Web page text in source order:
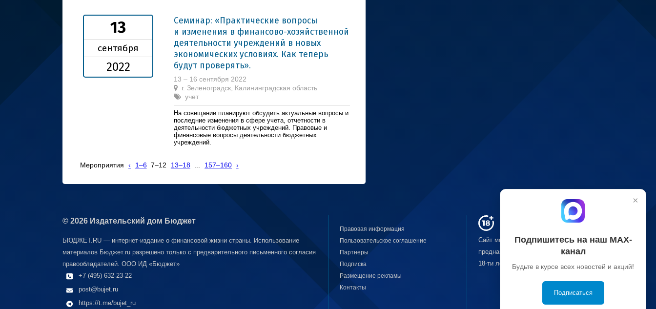
13
сентября
2022
Семинар: «Практические вопросы
и изменения в финансово-хозяйственной
деятельности учреждений в новых
экономических условиях. Как теперь
будут проверять».
13 – 16 сентября 2022
г. Зеленоградск, Калининградская область
учет
На совещании планируют обсудить актуальные вопросы и
последние изменения в сфере учета, отчетности в
деятельности бюджетных учреждений. Правовые и
финансовые вопросы деятельности бюджетных
учреждений.
Мероприятия ‹ 1–6 7–12 13–18 ... 157–160 ›
© 2026 Издательский дом Бюджет
БЮДЖЕТ.RU — интернет-издание о финансовой жизни страны. Использование
материалов Бюджет.ru разрешено только с предварительного письменного согласия
правообладателей. ООО ИД «Бюджет»
+7 (495) 632-23-22
post@bujet.ru
https://t.me/bujet_ru
Правовая информация
Пользовательское соглашение
Партнеры
Подписка
Размещение рекламы
Контакты
×
Подпишитесь на наш МАХ-
канал
Будьте в курсе всех новостей и акций!
Подписаться
Сайт может содержать материалы, не
предназначенные для лиц младше
18-ти лет.